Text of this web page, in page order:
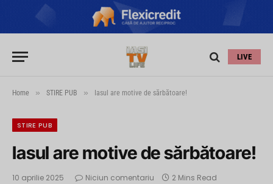
LIVE
Home » STIRE PUB » Iasul are motive de sărbătoare!
STIRE PUB
Iasul are motive de sărbătoare!
10 aprilie 2025 Niciun comentariu 2 Mins Read